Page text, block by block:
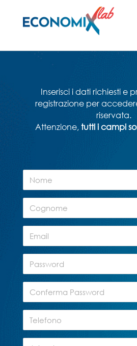
Inserisci i dati richiesti e
registrazione per
riservata.
Attenzione,tutti i campi